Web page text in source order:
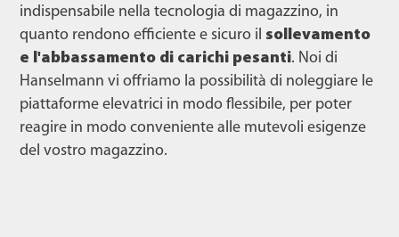
indispensabile nella tecnologia di magazzino, in
quanto rendono efficiente e sicuro il sollevamento
e l'abbassamento di carichi pesanti. Noi di
Hanselmann vi offriamo la possibilità di noleggiare le
piattaforme elevatrici in modo flessibile, per poter
reagire in modo conveniente alle mutevoli esigenze
del vostro magazzino.